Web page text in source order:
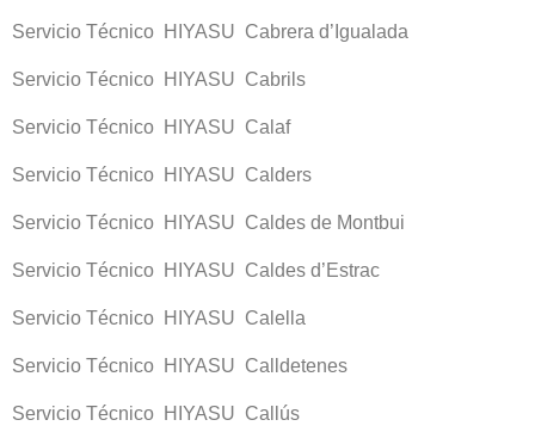
Servicio Técnico HIYASU Cabrera d’Igualada
Servicio Técnico HIYASU Cabrils
Servicio Técnico HIYASU Calaf
Servicio Técnico HIYASU Calders
Servicio Técnico HIYASU Caldes de Montbui
Servicio Técnico HIYASU Caldes d’Estrac
Servicio Técnico HIYASU Calella
Servicio Técnico HIYASU Calldetenes
Servicio Técnico HIYASU Callús